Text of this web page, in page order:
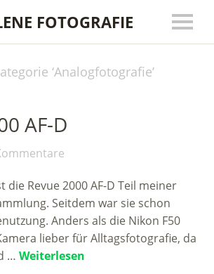
FOTOGRAFIE
‘Analogfotografie’
AF-D
die Revue 2000 AF-D Teil meiner
Seitdem war sie schon
Anders als die Nikon F50
lieber für Alltagsfotografie, da
… Weiterlesen